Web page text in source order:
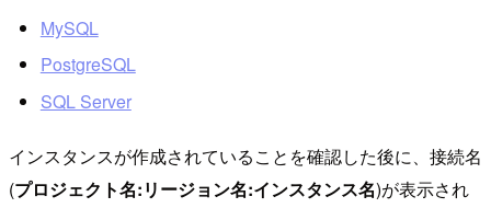
MySQL
PostgreSQL
SQL Server
インスタンスが作成されていることを確認した後に、接続名
(プロジェクト名:リージョン名:インスタンス名)が表示され